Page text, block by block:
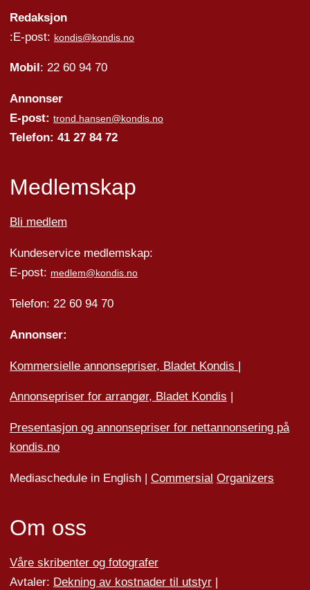
Redaksjon
:E-post: kondis@kondis.no
Mobil : 22 60 94 70
Annonser
E-post: trond.hansen@kondis.no
Telefon: 41 27 84 72
Medlemskap
Bli medlem
Kundeservice medlemskap:
E-post: medlem@kondis.no
Telefon: 22 60 94 70
Annonser:
Kommersielle annonsepriser, Bladet Kondis |
Annonsepriser for arrangør, Bladet Kondis
Presentasjon og annonsepriser for nettannonsering på
kondis.no
Mediaschedule in English | Commersial Organizers
Om oss
Våre skribenter og fotografer
Avtaler: Dekning av kostnader til utstyr|